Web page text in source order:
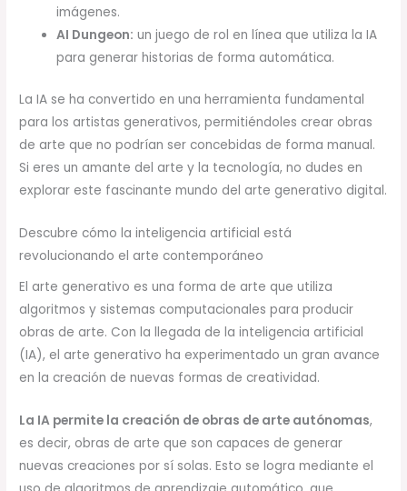
imágenes.
AI Dungeon: un juego de rol en línea que utiliza la IA
para generar historias de forma automática.
La IA se ha convertido en una herramienta fundamental
para los artistas generativos, permitiéndoles crear obras
de arte que no podrían ser concebidas de forma manual.
Si eres un amante del arte y la tecnología, no dudes en
explorar este fascinante mundo del arte generativo digital.
Descubre cómo la inteligencia artificial está
revolucionando el arte contemporáneo
El arte generativo es una forma de arte que utiliza
algoritmos y sistemas computacionales para producir
obras de arte. Con la llegada de la inteligencia artificial
(IA), el arte generativo ha experimentado un gran avance
en la creación de nuevas formas de creatividad.
La IA permite la creación de obras de arte autónomas,
es decir, obras de arte que son capaces de generar
nuevas creaciones por sí solas. Esto se logra mediante el